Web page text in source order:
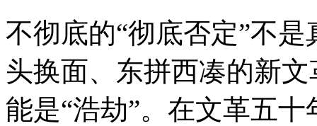
不彻底的“彻底否定”不
头换面、东拼西凑的新
能是“浩劫”。在文革五